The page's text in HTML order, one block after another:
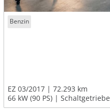
Benzin
EZ 03/2017
72.293 km
66 kW (90 PS)
Schaltgetriebe